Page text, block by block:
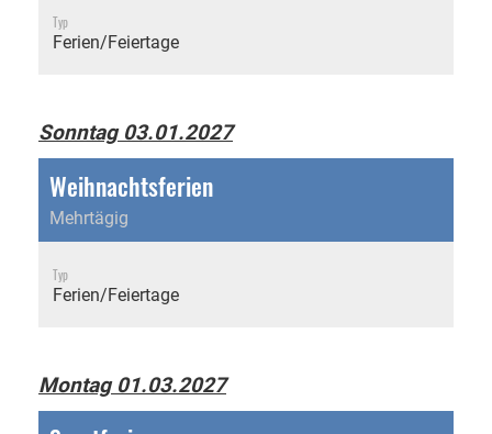
Typ
Ferien/Feiertage
Sonntag 03.01.2027
Weihnachtsferien
Mehrtägig
Typ
Ferien/Feiertage
Montag 01.03.2027